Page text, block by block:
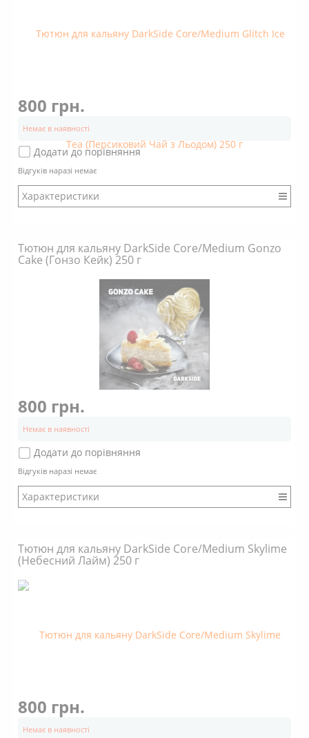
800 грн.
Немає в наявності
Додати до порівняння
Відгуків наразі немає
Характеристики
Смак: Насичений
Аромат: Солодкий
Аромат: Фруктовий
Аромат: Терпкий
Димність: Вищє середнього
Тютюн для кальяну DarkSide Core/Medium Gonzo
Cake (Гонзо Кейк) 250 г
800 грн.
Немає в наявності
Додати до порівняння
Відгуків наразі немає
Характеристики
Смак: Насичений
Аромат: Солодкий
Аромат: Гастрономічний
Аромат: Фруктовий
Аромат: Ванільний
Тютюн для кальяну DarkSide Core/Medium Skylime
(Небесний Лайм) 250 г
800 грн.
Немає в наявності